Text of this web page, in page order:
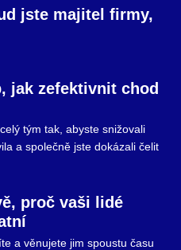
jste majitel firmy,
jak zefektivnit chod
tým tak, abyste snižovali
a společně jste dokázali čelit
proč vaši lidé
a věnujete jim spoustu času